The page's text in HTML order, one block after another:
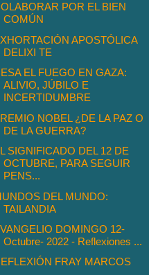
POR EL BIEN
COMÚN
APOSTÓLICA
DELIXI TE
EL FUEGO EN GAZA:
ALIVIO, JÚBILO E
INCERTIDUMBRE
NOBEL ¿DE LA PAZ O
DE LA GUERRA?
SIGNIFICADO DEL 12 DE
OCTUBRE, PARA SEGUIR
PENS...
DEL MUNDO:
TAILANDIA
DOMINGO 12-
Octubre- 2022 - Reflexiones ...
FRAY MARCOS